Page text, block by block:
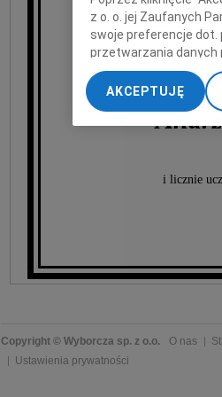
i licznie
Copyright © Wyborcza sp. z o.o. O nas
Ustawienia prywatności
z o. o. jej Zaufanych
swoje preferencje dot.
przetwarzania danych
„Ustawienia
My, nasi Zaufani
dokładnych danych
Przechowywanie
AKCEPTUJĘ